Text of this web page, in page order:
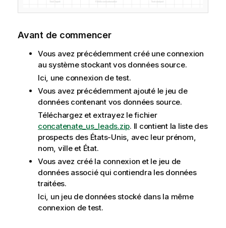
Avant de commencer
Vous avez précédemment créé une connexion
au système stockant vos données source.
Ici, une connexion de test.
Vous avez précédemment ajouté le jeu de
données contenant vos données source.
Téléchargez et extrayez le fichier
concatenate_us_leads.zip. Il contient la liste des
prospects des États-Unis, avec leur prénom,
nom, ville et État.
Vous avez créé la connexion et le jeu de
données associé qui contiendra les données
traitées.
Ici, un jeu de données stocké dans la même
connexion de test.